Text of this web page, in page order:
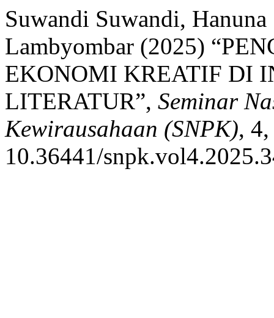
Suwandi Suwandi,
Lambyombar (2025)
EKONOMI KREATIF DI
LITERATUR”, Seminar
Kewirausahaan (SNPK),
10.36441/